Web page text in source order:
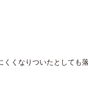
くくなりついたとしても